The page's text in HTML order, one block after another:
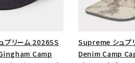
プリーム 2026SS
Camp
Supreme シュプ
Denim Camp